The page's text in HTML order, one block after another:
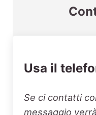
Usa il
Se ci contatti
messaggio